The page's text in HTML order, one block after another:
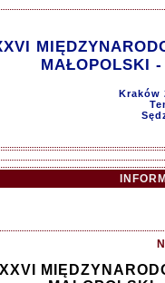
MAŁOPOLSKI
Kraków